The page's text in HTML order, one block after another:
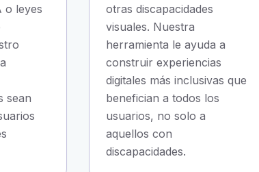
o leyes
sean
otras discapacidades
visuales. Nuestra
herramienta le ayuda a
construir experiencias
digitales más inclusivas que
benefician a todos los
usuarios, no solo a
aquellos con
discapacidades.